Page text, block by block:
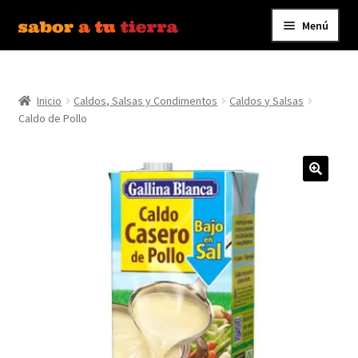
Ir
a
Ir
al
Menú
Bebidas
Carnes y Embutidos
Conservas y Platos Preparados
Inicio Caldos, Salsas y Condimentos
Caldos y Salsas
Caldo de Pollo